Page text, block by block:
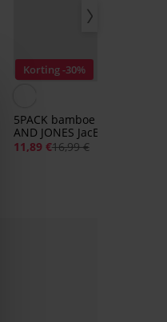
Korting -30%
5PACK bamboe sokken JACK
AND JONES JacBasic
enkelhoog
11,89 €16,99 €